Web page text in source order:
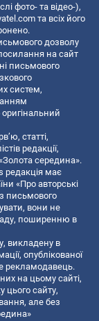
фото- та відео-),
та всіх його
дозволу
на сайт
письмового
систем,
статті,
редакції,
середина».
редакція має
«Про авторські
письмового
вони не
поширенню в
викладену в
опублікованої
рекламодавець.
на цьому сайті,
цього сайту,
але без